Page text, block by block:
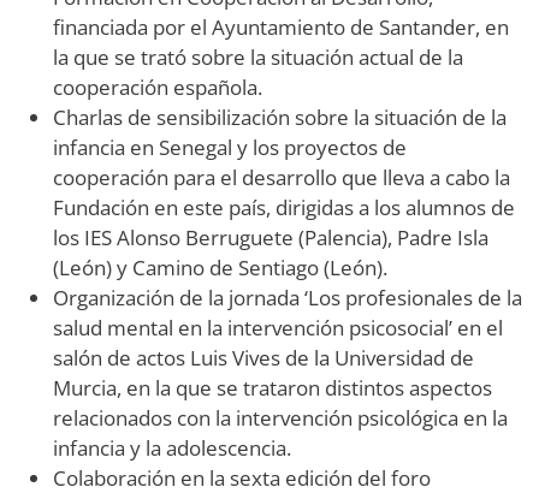
financiada por el Ayuntamiento de Santander, en
la que se trató sobre la situación actual de la
cooperación española.
Charlas de sensibilización sobre la situación de la
infancia en Senegal y los proyectos de
cooperación para el desarrollo que lleva a cabo la
Fundación en este país, dirigidas a los alumnos de
los IES Alonso Berruguete (Palencia), Padre Isla
(León) y Camino de Sentiago (León).
Organización de la jornada ‘Los profesionales de la
salud mental en la intervención psicosocial’ en el
salón de actos Luis Vives de la Universidad de
Murcia, en la que se trataron distintos aspectos
relacionados con la intervención psicológica en la
infancia y la adolescencia.
Colaboración en la sexta edición del foro